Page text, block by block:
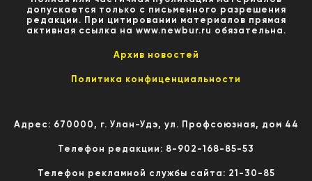
допускается только с письменного разрешения
редакции. При цитировании материалов прямая
активная ссылка на www.newbur.ru обязательна.
Архив новостей
Политика конфиценциальности
Адрес: 670000, г. Улан-Удэ, ул. Профсоюзная, дом 44
Телефон редакции: 8-902-168-85-53
Телефон рекламной службы сайта: 21-30-85